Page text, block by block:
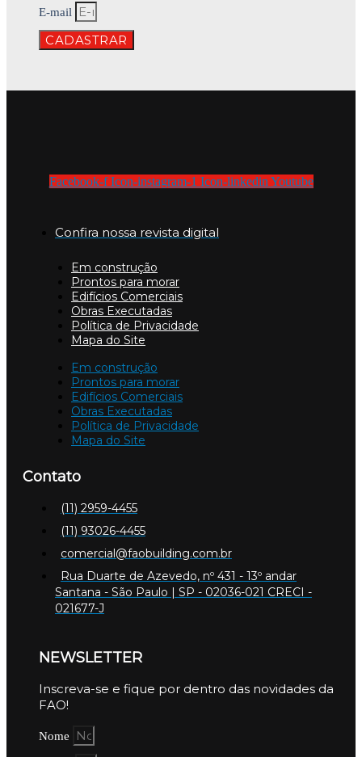
E-mail
CADASTRAR
Facebook-f Icon-instagram-1 Icon-linkedin Youtube
Confira nossa revista digital
Em construção
Prontos para morar
Edifícios Comerciais
Obras Executadas
Política de Privacidade
Mapa do Site
Em construção
Prontos para morar
Edifícios Comerciais
Obras Executadas
Política de Privacidade
Mapa do Site
Contato
(11) 2959-4455
(11) 93026-4455
comercial@faobuilding.com.br
Rua Duarte de Azevedo, nº 431 - 13º andar
Santana - São Paulo | SP - 02036-021 CRECI -
021677-J
NEWSLETTER
Inscreva-se e fique por dentro das novidades da
FAO!
Nome